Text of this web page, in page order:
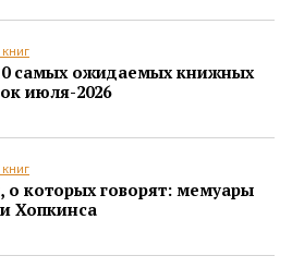
самых ожидаемых книжных
июля-2026
о которых говорят: мемуары
Хопкинса